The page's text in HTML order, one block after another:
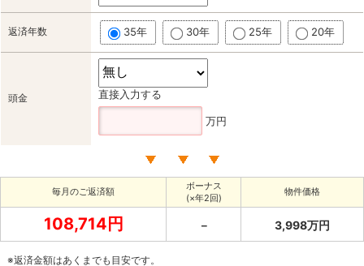
返済年数 35年 30年 25年 20年
頭金 直接入力する
万円
毎月のご返済額
ボーナス
(×年2回)
物件価格
108,714円 － 3,998万円
※返済金額はあくまでも目安です。